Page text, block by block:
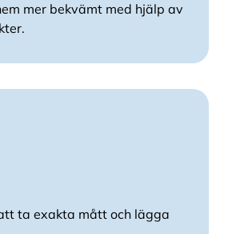
mer bekvämt med hjälp av
ta exakta mått och lägga